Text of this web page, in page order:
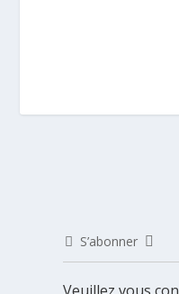
S’abonner
Veuillez vous